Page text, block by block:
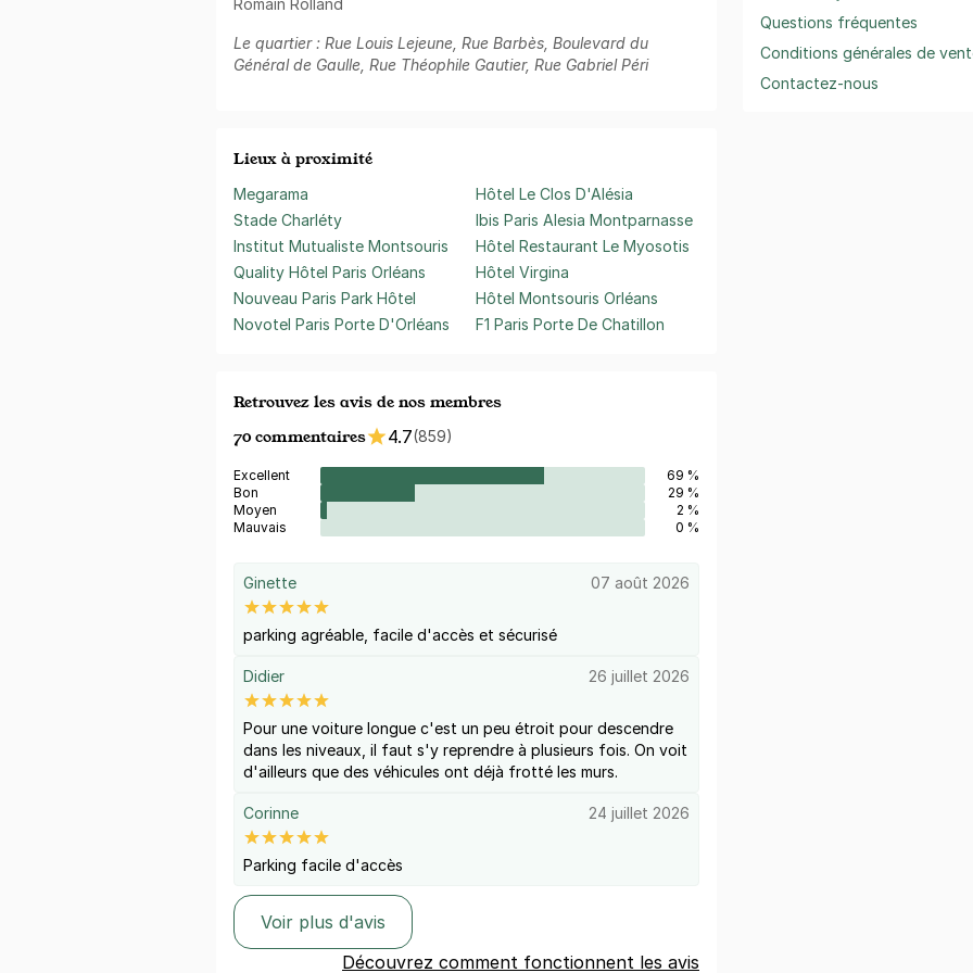
Romain Rolland
Le quartier : Rue Louis Lejeune, Rue Barbès, Boulevard du
Général de Gaulle, Rue Théophile Gautier, Rue Gabriel Péri
Lieux à proximité
Megarama
Stade Charléty
Institut Mutualiste Montsouris
Quality Hôtel Paris Orléans
Nouveau Paris Park Hôtel
Novotel Paris Porte D'Orléans
Hôtel Le Clos D'Alésia
Ibis Paris Alesia Montparnasse
Hôtel Restaurant Le Myosotis
Hôtel Virgina
Hôtel Montsouris Orléans
F1 Paris Porte De Chatillon
Retrouvez les avis de nos membres
70 commentaires
4.7(859)
Excellent
69 %
Bon
29 %
Moyen
2 %
Mauvais
0 %
Ginette 07 août 2026
parking agréable, facile d'accès et sécurisé
Didier 26 juillet 2026
Pour une voiture longue c'est un peu étroit pour descendre
dans les niveaux, il faut s'y reprendre à plusieurs fois. On voit
d'ailleurs que des véhicules ont déjà frotté les murs.
Corinne 24 juillet 2026
Parking facile d'accès
Voir plus d'avis
Découvrez comment fonctionnent les avis
Questions fréquentes
Conditions générales de
Contactez-nous